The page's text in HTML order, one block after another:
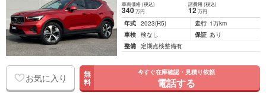
車両価格(税込)
340万円
諸費用 (税込)
12 万円
年式 2023(R5) 走行 1万km
車検 検なし 保証 あり
整備 定期点検整備有
お気に入り 無
料
今すぐ在庫確認・見積り依頼
電話する